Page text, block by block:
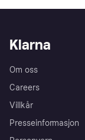
Klarna
Om oss
Careers
Villkår
Presseinformasjon